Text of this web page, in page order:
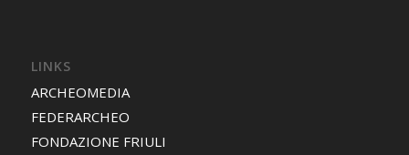
LINKS
ARCHEOMEDIA
FEDERARCHEO
FONDAZIONE FRIULI